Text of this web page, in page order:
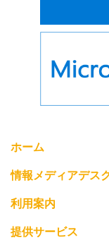
ホーム
情報メディアデス
利用案内
提供サービス